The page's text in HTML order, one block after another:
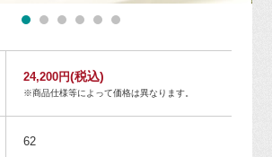
24,200円(税込)
※商品仕様等によって価格は異なります。
62